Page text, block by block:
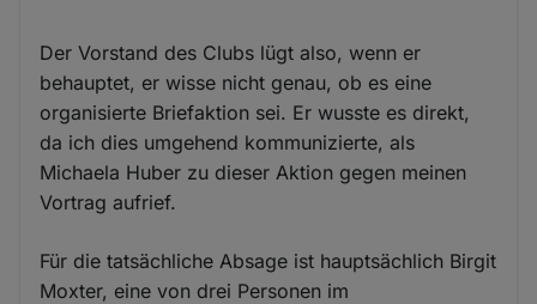
Der Vorstand des Clubs lügt also, wenn er
behauptet, er wisse nicht genau, ob es eine
organisierte Briefaktion sei. Er wusste es direkt,
da ich dies umgehend kommunizierte, als
Michaela Huber zu dieser Aktion gegen meinen
Vortrag aufrief.
Für die tatsächliche Absage ist hauptsächlich Birgit
Moxter, eine von drei Personen im